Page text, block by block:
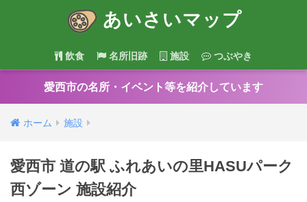
あいさいマップ
飲食 名所旧跡 施設 つぶやき
愛西市の名所・イベント等を紹介しています
ホーム 施設
愛西市 道の駅 ふれあいの里HASUパーク
西ゾーン 施設紹介